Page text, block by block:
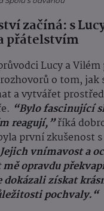
začíná: s
přátelstvím
Lucy a
o tom, jak
a vytvářet
“Bylo fascinující
reagují,”říká
první zkušenost
vnímavost a
opravdu
dokázali získat
pochvaly.“